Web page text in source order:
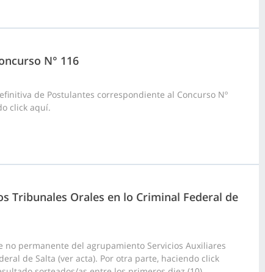
N° 116
de Postulantes correspondiente al Concurso Nº
click aquí.
Tribunales Orales en lo Criminal Federal de
permanente del agrupamiento Servicios Auxiliares
de Salta (ver acta). Por otra parte, haciendo click